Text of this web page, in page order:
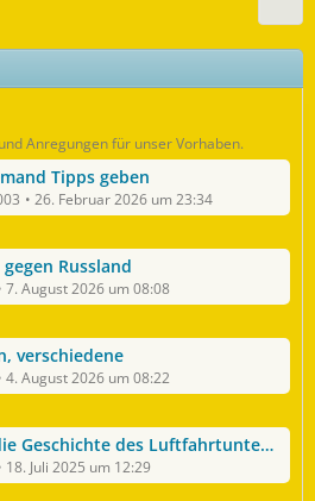
Anregungen für unser Vorhaben.
Tipps geben
26. Februar 2026 um 23:34
Russland
7. August 2026 um 08:08
verschiedene
4. August 2026 um 08:22
des Luftfahrtunternehmens und des Aushängeschildes AN225
18. Juli 2025 um 12:29